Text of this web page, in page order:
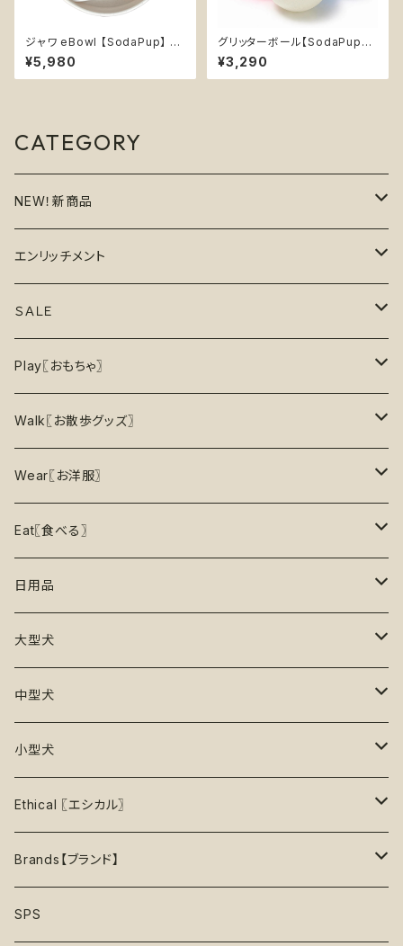
ジャワ eBowl 【SodaPup】 早
食い防止皿 スローフィーダー
知育 エンリッチメント フードボ
ウル ソダパップ コーヒー Java
¥5,980
グリッターボール【SodaPup】
浮く 持ってこい エンリッチメント
おやつ入れ可 ソフト ラメ
¥3,290
CATEGORY
NEW！新商品
6月の新商品
7月の新商品
8月の新商品
エンリッチメント
フードボウル
おもちゃ
パズル
トレーニング
リックマット
初級【★☆☆☆☆】やさしい
初級＋【★★☆☆☆】ふつう
香り付き
ＳＡＬＥ
割引で探す
5%OFF
10％OFF
30%OFF
35%OFF
40%OFF
おもちゃ
お洋服
リード・ハーネス・首輪
フードボウル
再入荷なし！
Play〖おもちゃ〗
二度楽しめる！壊すと新しいおもちゃが出てくる！
ノーズワーク【Nosework】
知育玩具【Enrichment】
丈夫なおもちゃ
ぬいぐるみ
ボール
噛むおもちゃ
ロープトイ【紐】
フリスビー
音鳴るおもちゃ
Walk〖お散歩グッズ〗
首輪
ハーネス
リード
エチケット
Wear〖お洋服〗
レインコート
ロンパース
T -シャツ
パーカー
タンクトップ
セーター
アクセサリー
リボン
スリーブレス・ノースリーブ
Eat〖食べる〗
フードボウル
早食い防止
おやつ入れ可能
知育【エンリッチメント】
リックマット
おやつ型
ウォーターボウル
日用品
Toothbrushes【歯ブラシ】
Poop Pickup【うんち処理】
Brushes【ブラシ】
大型犬
おもちゃ
お洋服
首輪
ハーネス
中型犬
おもちゃ
お洋服
首輪
ハーネス
小型犬
おもちゃ
お洋服
首輪
Ethical 〖エシカル〗
Sustainable〖サスティナブル〗
Organic〖オーガニック〗
Brands【ブランド】
Alqo Wasi
SPS